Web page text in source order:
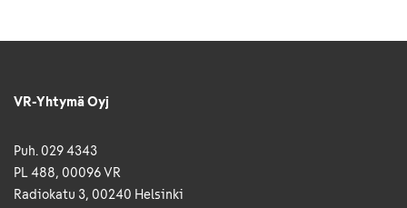
VR-Yhtymä Oyj
Puh. 029 4343
PL 488, 00096 VR
Radiokatu 3, 00240 Helsinki